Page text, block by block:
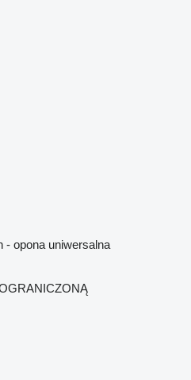
- opona uniwersalna